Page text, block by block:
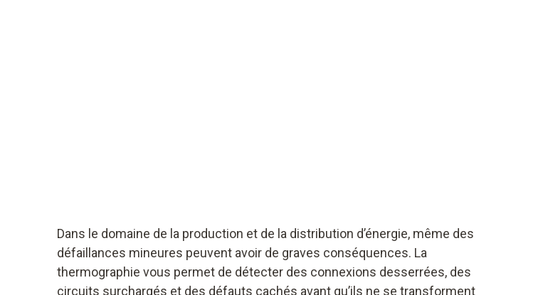
Dans le domaine de la production et de la distribution d’énergie, même des
défaillances mineures peuvent avoir de graves conséquences. La
thermographie vous permet de détecter des connexions desserrées, des
circuits surchargés et des défauts cachés avant qu’ils ne se transforment